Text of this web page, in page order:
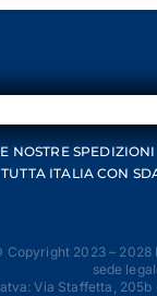
NOSTRE
TUTTA ITALIA CON
Copyright 2023 – 2028
sede
Via Staffetta,